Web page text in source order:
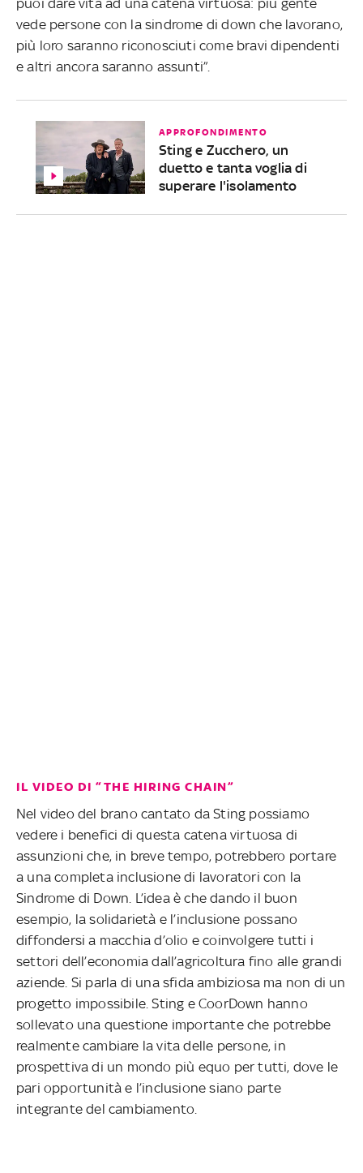
vede persone con la sindrome di down che lavorano,
più loro saranno riconosciuti come bravi dipendenti
e altri ancora saranno assunti”.
APPROFONDIMENTO
Sting e Zucchero, un
duetto e tanta voglia di
superare l'isolamento
IL VIDEO DI “THE HIRING CHAIN”
Nel video del brano cantato da Sting possiamo
vedere i benefici di questa catena virtuosa di
assunzioni che, in breve tempo, potrebbero portare
a una completa inclusione di lavoratori con la
Sindrome di Down. L’idea è che dando il buon
esempio, la solidarietà e l’inclusione possano
diffondersi a macchia d’olio e coinvolgere tutti i
settori dell’economia dall’agricoltura fino alle grandi
aziende. Si parla di una sfida ambiziosa ma non di un
progetto impossibile. Sting e CoorDown hanno
sollevato una questione importante che potrebbe
realmente cambiare la vita delle persone, in
prospettiva di un mondo più equo per tutti, dove le
pari opportunità e l’inclusione siano parte
integrante del cambiamento.